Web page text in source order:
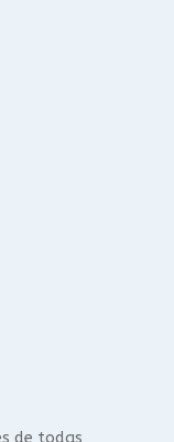
de todas